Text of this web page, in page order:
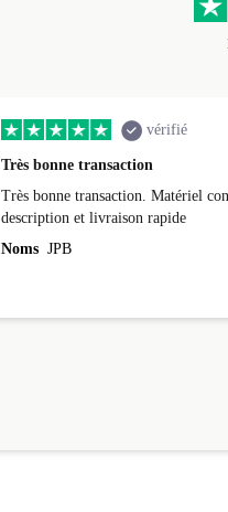
vérifié
Très bonne transaction
Très bonne transaction. Matériel
description et livraison rapide
Noms JPB